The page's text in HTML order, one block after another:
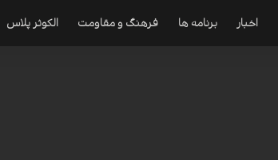
اخبار برنامه ها فرهنگ و مقاومت الکوثر پلاس